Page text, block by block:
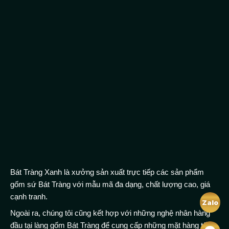
Zalo
Bát Tràng Xanh là xưởng sản xuất trực tiếp các sản phẩm
gốm sứ Bát Tràng với mẫu mã đa dạng, chất lượng cao, giá
cạnh tranh.
Ngoài ra, chúng tôi cũng kết hợp với những nghệ nhân hàng
đầu tại làng gốm Bát Tràng để cung cấp những mặt hàng tốt